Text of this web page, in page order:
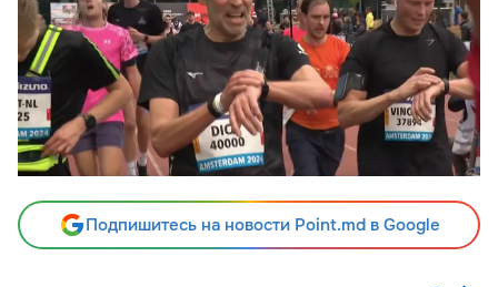
Подпишитесь на новости Point.md в Google